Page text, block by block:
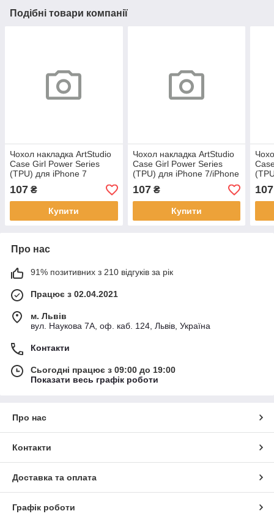
Подібні товари компанії
Чохол накладка ArtStudio
Case Girl Power Series
(TPU) для iPhone 7
107 ₴
Купити
Чохол накладка ArtStudio
Case Girl Power Series
(TPU) для iPhone 7/iPhone
107₴
Купити
107
Про нас
91% позитивних з 210 відгуків за рік
Працює з 02.04.2021
м. Львів
вул. Наукова 7А, оф. каб. 124, Львів, Україна
Контакти
Сьогодні працює з 09:00 до 19:00
Показати весь графік роботи
Про нас
Контакти
Доставка та оплата
Графік роботи